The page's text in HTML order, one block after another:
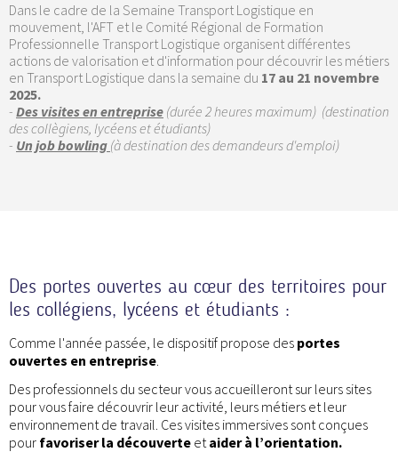
Dans le cadre de la Semaine Transport Logistique en
mouvement, l'AFT et le Comité Régional de Formation
Professionnelle Transport Logistique organisent différentes
actions de valorisation et d'information pour découvrir les métiers
en Transport Logistique dans la semaine du 17 au 21 novembre
2025.
- Des visites en entreprise (durée 2 heures maximum) (destination
des collègiens, lycéens et étudiants)
- Un job bowling (à destination des demandeurs d'emploi)
Des portes ouvertes au cœur des territoires pour
les collégiens, lycéens et étudiants :
Comme l'année passée, le dispositif propose des portes
ouvertes en entreprise.
Des professionnels du secteur vous accueilleront sur leurs sites
pour vous faire découvrir leur activité, leurs métiers et leur
environnement de travail. Ces visites immersives sont conçues
pour favoriser la découverte et aider à l’orientation.